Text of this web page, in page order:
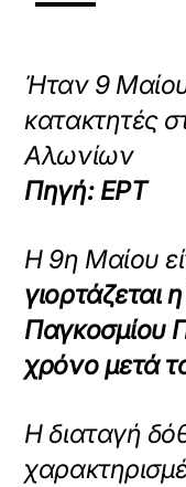
Ήταν 9 Μαίου
κατακτητές
Αλωνίων
Πηγή: ΕΡΤ
Η 9η Μαίου
γιορτάζεται
Παγκοσμίου
χρόνο μετά
Η διαταγή